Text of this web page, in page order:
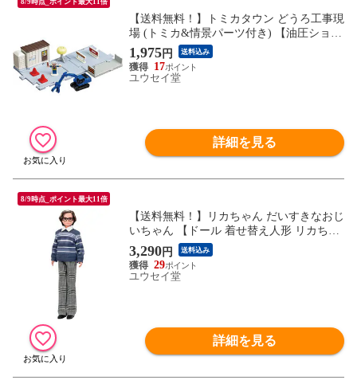
【送料無料！】トミカタウン どうろ工事現
場 (トミカ&情景パーツ付き) 【油圧ショベ
ルカー ミニカー 人形 フィギュア セット
誕生日 3歳 玩具 おもちゃ タカラトミー】
1,975円 送料込み
17
ユウセイ堂
詳細を見る
8/9時点_ポイント最大11倍
【送料無料！】リカちゃん だいすきなおじ
いちゃん 【ドール 着せ替え人形 リカちゃ
ん人形本体 祖父 グッズ 玩具 おもちゃ】
3,290円 送料込み
29
ユウセイ堂
詳細を見る